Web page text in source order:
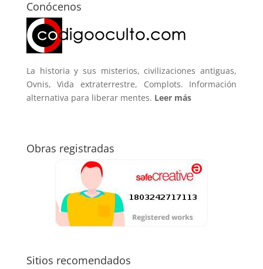
Conócenos
La historia y sus misterios, civilizaciones antiguas,
Ovnis, Vida extraterrestre, Complots. Información
alternativa para liberar mentes. Leer más
Obras registradas
Sitios recomendados